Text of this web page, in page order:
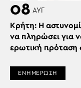
08 ΑΥΓ
Κρήτη: Η
να πληρώσει για
ερωτική πρόταση
ΕΝΗΜΕΡΩΣΗ